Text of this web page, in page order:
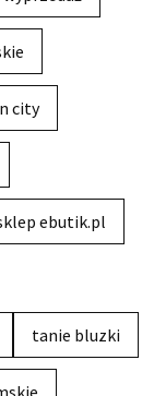
city
ebutik.pl
tanie bluzki